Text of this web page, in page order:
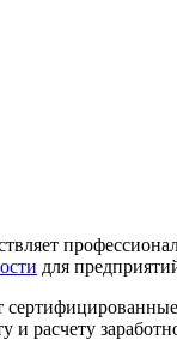
для
и расчету